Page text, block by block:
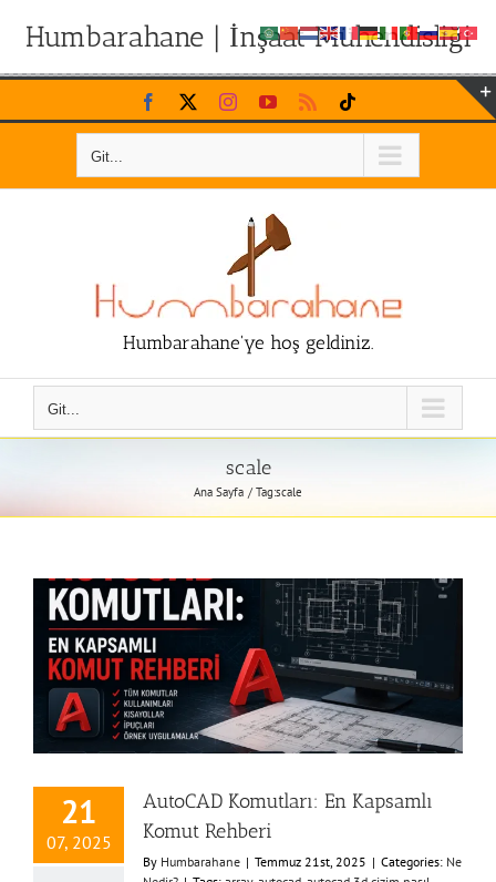
Humbarahane | İnşaat Mühendisliği
Skip
to
Facebook InstagramYouTubeRss
Git...
Humbarahane'ye hoş geldiniz.
Git...
scale
Ana Sayfa Tag:scale
21
07, 2025
AutoCAD Komutları: En Kapsamlı
Komut Rehberi
By Humbarahane | Temmuz 21st, 2025 | Categories: Ne